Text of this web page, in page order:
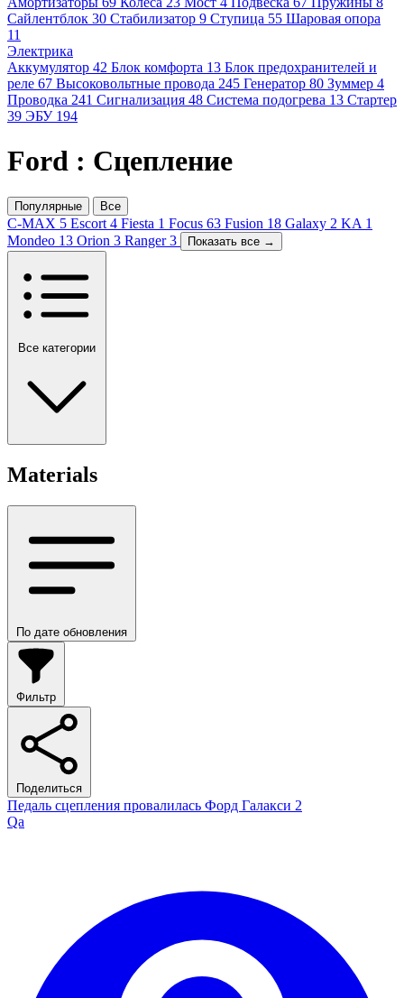
Сайлентблок 30 Стабилизатор 9 Ступица 55 Шаровая опора
11
Электрика
Аккумулятор 42 Блок комфорта 13 Блок предохранителей и
реле 67 Высоковольтные провода 245 Генератор 80 Зуммер 4
Проводка 241 Сигнализация 48 Система подогрева 13 Стартер
39 ЭБУ 194
Ford : Сцепление
Популярные Все
C-MAX 5 Escort 4 Fiesta 1 Focus 63 Fusion 18 Galaxy 2 KA 1
Mondeo 13 Orion 3 Ranger 3 Показать все →
Все категории
Materials
По дате обновления
Фильтр
Поделиться
Педаль сцепления провалилась Форд Галакси 2
Qa